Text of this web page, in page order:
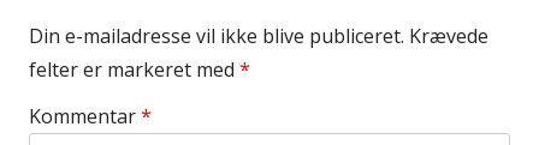
Din e-mailadresse vil ikke blive publiceret. Krævede
felter er markeret med *
Kommentar*